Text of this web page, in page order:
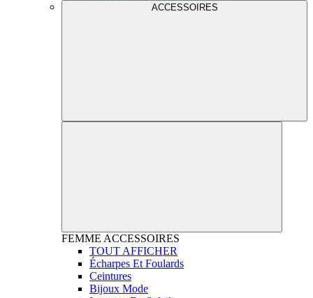
ACCESSOIRES
FEMME ACCESSOIRES
TOUT AFFICHER
Écharpes Et Foulards
Ceintures
Bijoux Mode